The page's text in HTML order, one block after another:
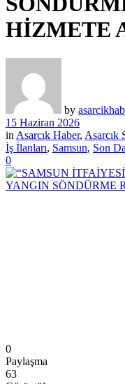
HİZMETE
by
15 Haziran 2026
in Asarcık Haber, Asarcık
İş İlanları, Samsun, Son
0
0
Paylaşma
63